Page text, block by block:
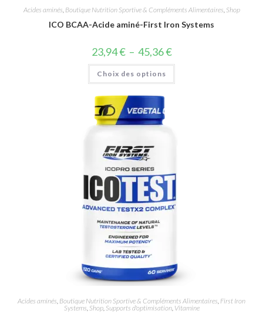
Acides aminés, Boutique Nutrition Sportive & Compléments Alimentaires, Shop
ICO BCAA-Acide aminé-First Iron Systems
23,94€ – 45,36€
Choix des options
Acides aminés Boutique Nutrition Sportive & Compléments Alimentaires First Iron
Systems Shop, Supports d'optimisation, Vitamine